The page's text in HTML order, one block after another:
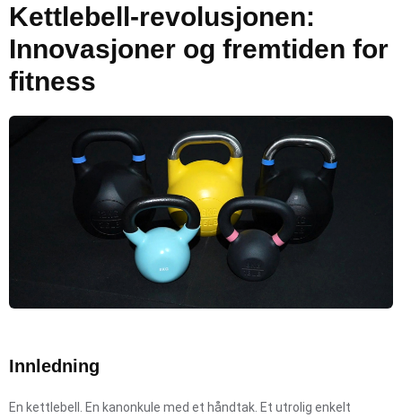
Kettlebell-revolusjonen:
Innovasjoner og fremtiden for
fitness
Innledning
En kettlebell. En kanonkule med et håndtak. Et utrolig enkelt